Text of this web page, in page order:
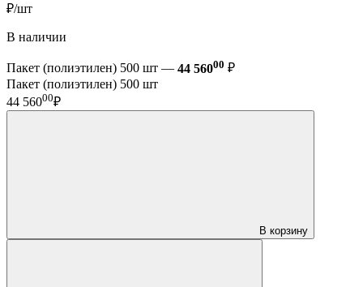
₽/шт
В наличии
Пакет (полиэтилен) 500 шт — 44 56000 ₽
Пакет (полиэтилен) 500 шт
44 56000₽
В корзину